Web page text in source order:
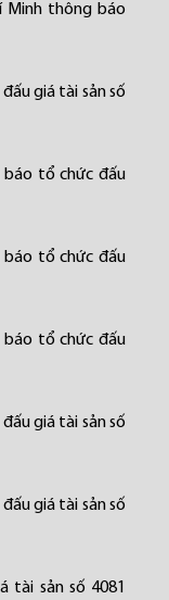
Minh thông báo
giá tài sản số
báo tổ chức đấu
báo tổ chức đấu
báo tổ chức đấu
giá tài sản số
giá tài sản số
tài sản số 4081